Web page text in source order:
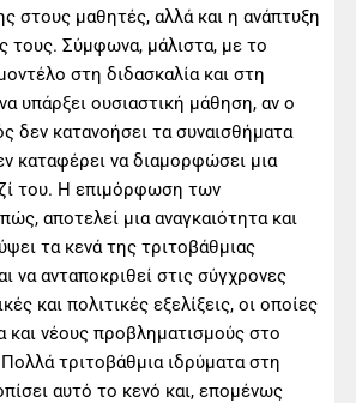
στους μαθητές, αλλά και η ανάπτυξη
τους. Σύμφωνα, μάλιστα, με το
στη διδασκαλία και στη
υπάρξει ουσιαστική μάθηση, αν ο
δεν κατανοήσει τα συναισθήματα
καταφέρει να διαμορφώσει μια
του. Η επιμόρφωση των
αποτελεί μια αναγκαιότητα και
τα κενά της τριτοβάθμιας
να ανταποκριθεί στις σύγχρονες
και πολιτικές εξελίξεις, οι οποίες
και νέους προβληματισμούς στο
τριτοβάθμια ιδρύματα στη
αυτό το κενό και, επομένως